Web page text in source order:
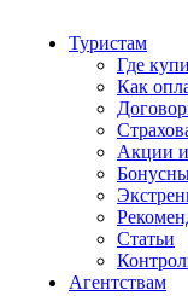
Туристам
Где
Как
Акции
Статьи
Агентствам